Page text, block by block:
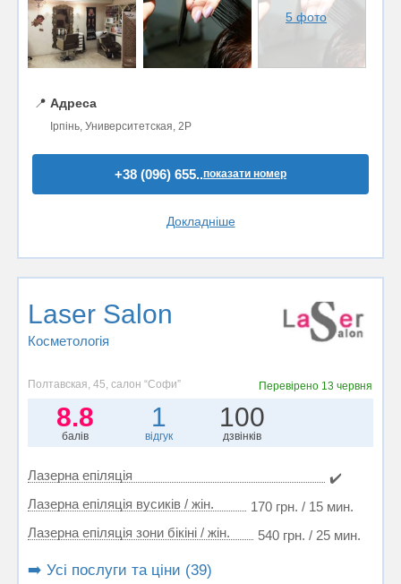
5 фото
📍 Адреса
Ірпінь, Университетская, 2Р
+38 (096) 655..показати номер
Докладніше
Laser Salon
Косметологія
Полтавская, 45, салон “Софи” Перевірено 13 червня
8.8
балів
1
відгук
100
дзвінків
Лазерна епіляція
✔️
Лазерна епіляція вусиків / жін.
170 грн. / 15 мин.
Лазерна епіляція зони бікіні / жін.
540 грн. / 25 мин.
➡️ Усі послуги та ціни (39)